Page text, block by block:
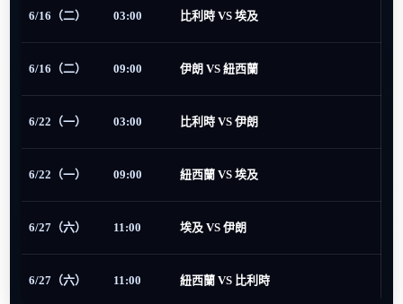
6/16（二） 03:00 比利時 VS 埃及
6/16（二） 09:00 伊朗 VS 紐西蘭
6/22（一） 03:00 比利時 VS 伊朗
6/22（一） 09:00 紐西蘭 VS 埃及
6/27（六） 11:00 埃及 VS 伊朗
6/27（六） 11:00 紐西蘭 VS 比利時